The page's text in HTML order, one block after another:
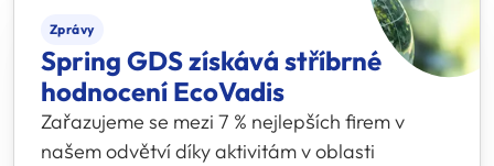
Zprávy
Spring GDS získává stříbrné
hodnocení EcoVadis
Zařazujeme se mezi 7 % nejlepších firem v
našem odvětví díky aktivitám v oblasti